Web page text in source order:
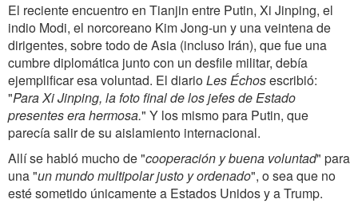
El reciente encuentro en Tianjin entre Putin, Xi Jinping, el
indio Modi, el norcoreano Kim Jong-un y una veintena de
dirigentes, sobre todo de Asia (incluso Irán), que fue una
cumbre diplomática junto con un desfile militar, debía
ejemplificar esa voluntad. El diarioLes Échosescribió:
"Para Xi Jinping, la foto final de los jefes de Estado
presentes era hermosa." Y los mismo para Putin, que
parecía salir de su aislamiento internacional.
Allí se habló mucho de "cooperación y buena voluntad" para
una"un mundo multipolar justo y ordenado", o sea que no
esté sometido únicamente a Estados Unidos y a Trump.